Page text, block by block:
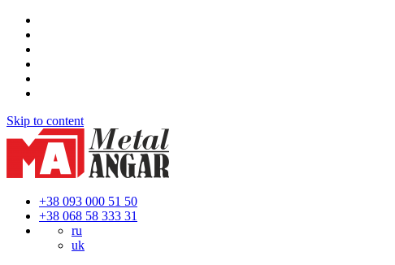
Skip to content
+38 093 000 51 50
+38 068 58 333 31
ru
uk